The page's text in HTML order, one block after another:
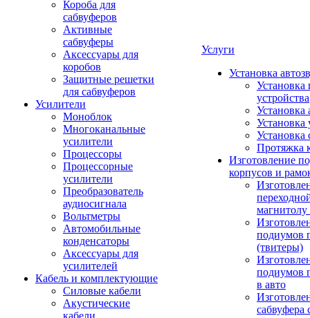
Короба для
сабвуферов
Активные
сабвуферы
Аксессуары для
коробов
Защитные решетки
для сабвуферов
Усилители
Моноблок
Многоканальные
усилители
Процессоры
Процессорные
усилители
Преобразователь
аудиосигнала
Вольтметры
Автомобильные
конденсаторы
Аксессуары для
усилителей
Кабель и комплектующие
Силовые кабели
Акустические
кабели
Услуги
Установка
Установка
устройства
Установка
Установка
Установка
Протяжка
Изготовление
корпусов и
подиумов
(твитеры)
подиумов
в авто
сабвуфера